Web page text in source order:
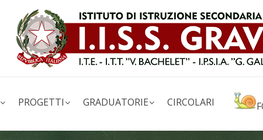
PROGETTI GRADUATORIE CIRCOLARI